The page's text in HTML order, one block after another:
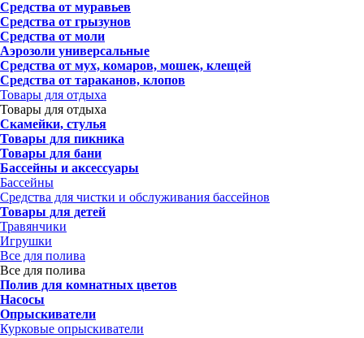
Средства от муравьев
Средства от грызунов
Средства от моли
Аэрозоли универсальные
Средства от мух, комаров, мошек, клещей
Средства от тараканов, клопов
Товары для отдыха
Товары для отдыха
Скамейки, стулья
Товары для пикника
Товары для бани
Бассейны и аксессуары
Бассейны
Средства для чистки и обслуживания бассейнов
Товары для детей
Травянчики
Игрушки
Все для полива
Все для полива
Полив для комнатных цветов
Насосы
Опрыскиватели
Курковые опрыскиватели